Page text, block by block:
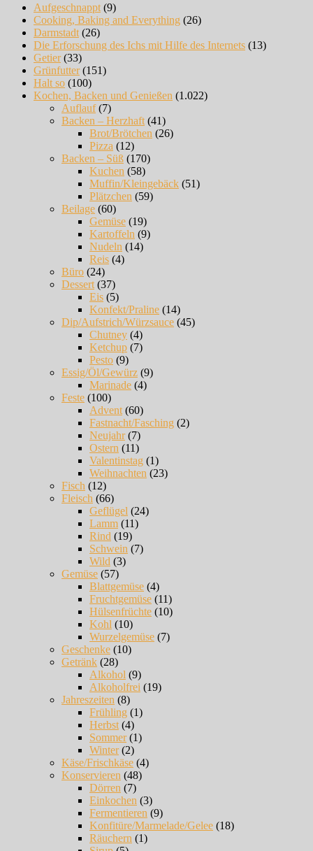
Aufgeschnappt (9)
Cooking, Baking and Everything (26)
Darmstadt (26)
Die Erforschung des Ichs mit Hilfe des Internets (13)
Getier(33)
Grünfutter(151)
Halt so (100)
Kochen, Backen und Genießen (1.022)
Auflauf(7)
Backen – Herzhaft (41)
Brot/Brötchen (26)
Pizza (12)
Backen – Süß (170)
Kuchen (58)
Muffin/Kleingebäck (51)
Plätzchen (59)
Beilage (60)
Gemüse (19)
Kartoffeln (9)
Nudeln (14)
Reis (4)
Büro (24)
Dessert (37)
Eis (5)
Konfekt/Praline (14)
Dip/Aufstrich/Würzsauce (45)
Chutney (4)
Ketchup (7)
Pesto (9)
Essig/Öl/Gewürz (9)
Marinade (4)
Feste (100)
Advent (60)
Fastnacht/Fasching (2)
Neujahr(7)
Ostern (11)
Valentinstag (1)
Weihnachten (23)
Fisch (12)
Fleisch (66)
Geflügel (24)
Lamm (11)
Rind (19)
Schwein (7)
Wild (3)
Gemüse (57)
Blattgemüse (4)
Fruchtgemüse (11)
Hülsenfrüchte (10)
Kohl (10)
Wurzelgemüse (7)
Geschenke (10)
Getränk (28)
Alkohol (9)
Alkoholfrei (19)
Jahreszeiten (8)
Frühling (1)
Herbst (4)
Sommer(1)
Winter(2)
Käse/Frischkäse (4)
Konservieren (48)
Dörren (7)
Einkochen (3)
Fermentieren (9)
Konfitüre/Marmelade/Gelee (18)
Räuchern (1)